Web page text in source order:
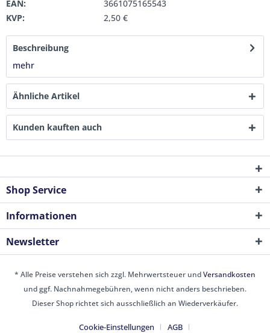
EAN:
3661075165543
KVP:
2,50 €
Beschreibung
mehr
Ähnliche Artikel
Kunden kauften auch
Shop Service
Informationen
Newsletter
* Alle Preise verstehen sich zzgl. Mehrwertsteuer undVersandkosten
und ggf. Nachnahmegebühren, wenn nicht anders beschrieben.
Dieser Shop richtet sich ausschließlich an Wiederverkäufer.
Cookie-Einstellungen AGB